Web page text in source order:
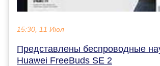
15:30, 11 Июл
Представлены беспроводные
Huawei FreeBuds SE 2